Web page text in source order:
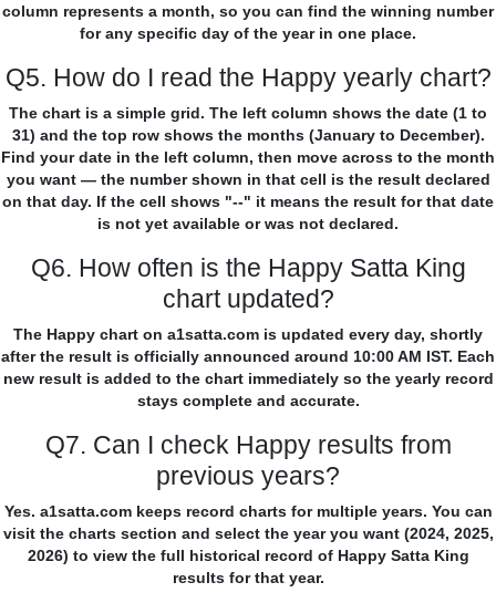
column represents a month, so you can find the winning number
for any specific day of the year in one place.
Q5. How do I read the Happy yearly chart?
The chart is a simple grid. The left column shows the date (1 to
31) and the top row shows the months (January to December).
Find your date in the left column, then move across to the month
you want — the number shown in that cell is the result declared
on that day. If the cell shows "--" it means the result for that date
is not yet available or was not declared.
Q6. How often is the Happy Satta King
chart updated?
The Happy chart on a1satta.com is updated every day, shortly
after the result is officially announced around 10:00 AM IST. Each
new result is added to the chart immediately so the yearly record
stays complete and accurate.
Q7. Can I check Happy results from
previous years?
Yes. a1satta.com keeps record charts for multiple years. You can
visit the charts section and select the year you want (2024, 2025,
2026) to view the full historical record of Happy Satta King
results for that year.